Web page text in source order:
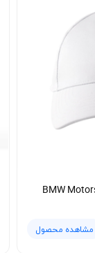
مشاهده محصول